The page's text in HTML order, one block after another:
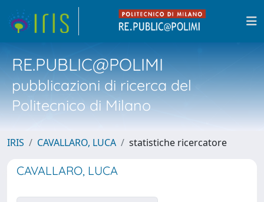
RE.PUBLIC@POLIMI
pubblicazioni di ricerca del
Politecnico di Milano
IRIS CAVALLARO, LUCA statistiche ricercatore
CAVALLARO, LUCA